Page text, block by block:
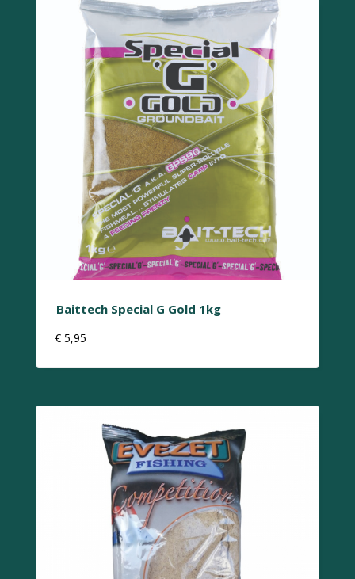
Baittech Special G Gold 1kg
€ 5,95